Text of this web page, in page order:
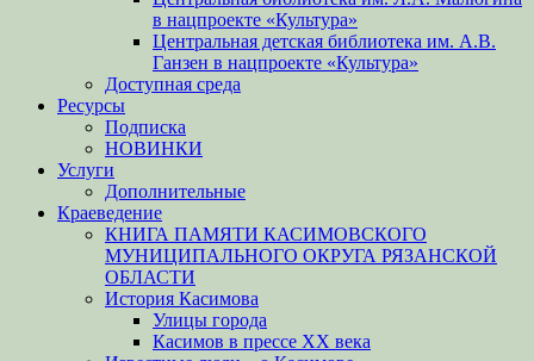
в нацпроекте «Культура»
Центральная детская библиотека им. А.В.
Ганзен в нацпроекте «Культура»
Доступная среда
Ресурсы
Подписка
НОВИНКИ
Услуги
Дополнительные
Краеведение
КНИГА ПАМЯТИ КАСИМОВСКОГО
МУНИЦИПАЛЬНОГО ОКРУГА РЯЗАНСКОЙ
ОБЛАСТИ
История Касимова
Улицы города
Касимов в прессе XX века